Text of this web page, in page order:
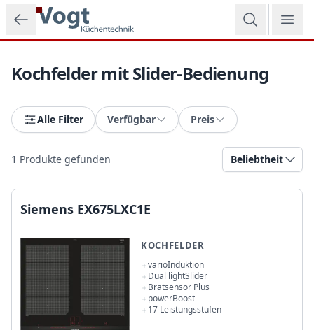
Zum Hauptinhalt springen
Kochfelder mit Slider-Bedienung
Alle Filter Verfügbar Preis
1 Produkte gefunden Beliebtheit
Siemens EX675LXC1E
KOCHFELDER
varioInduktion
Dual lightSlider
Bratsensor Plus
powerBoost
17 Leistungsstufen